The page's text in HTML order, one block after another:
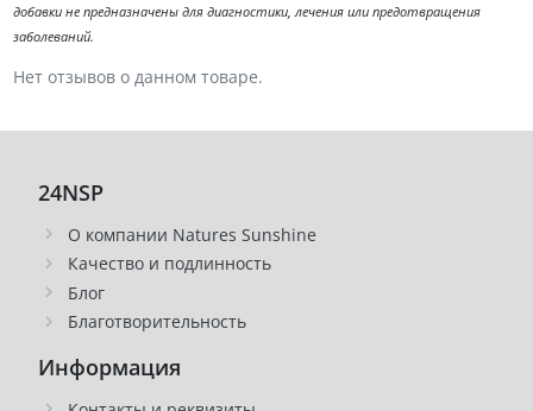
добавки не предназначены для диагностики, лечения или предотвращения
заболеваний.
Нет отзывов о данном товаре.
24NSP
О компании Natures Sunshine
Качество и подлинность
Блог
Благотворительность
Информация